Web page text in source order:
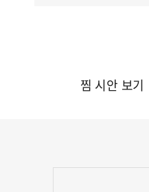
찜 시안 보기